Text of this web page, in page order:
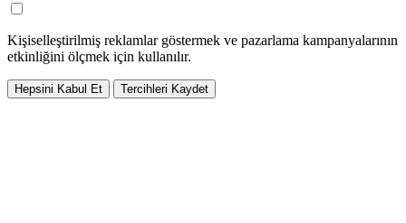
Kişiselleştirilmiş reklamlar göstermek ve pazarlama kampanyalarının
etkinliğini ölçmek için kullanılır.
Hepsini Kabul Et Tercihleri Kaydet